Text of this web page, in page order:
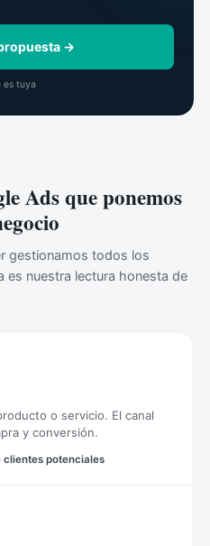
→
es tuya
Ads que ponemos
gestionamos todos los
es nuestra lectura honesta de
o servicio. El canal
y conversión.
potenciales